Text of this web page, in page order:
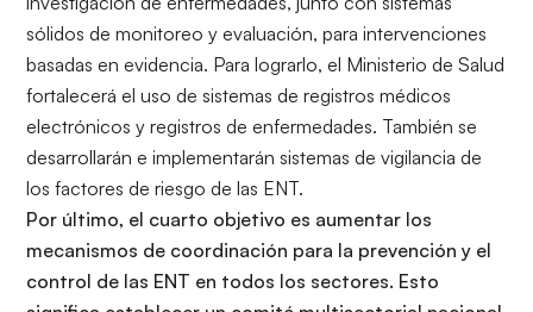
sólidos de monitoreo y evaluación, para intervenciones
basadas en evidencia. Para lograrlo, el Ministerio de Salud
fortalecerá el uso de sistemas de registros médicos
electrónicos y registros de enfermedades. También se
desarrollarán e implementarán sistemas de vigilancia de
los factores de riesgo de las ENT.
Por último, el cuarto objetivo es aumentar los
mecanismos de coordinación para la prevención y el
control de las ENT en todos los sectores. Esto